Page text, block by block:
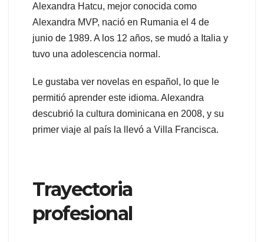
Alexandra Hatcu, mejor conocida como
Alexandra MVP, nació en Rumania el 4 de
junio de 1989. A los 12 años, se mudó a Italia y
tuvo una adolescencia normal.
Le gustaba ver novelas en español, lo que le
permitió aprender este idioma. Alexandra
descubrió la cultura dominicana en 2008, y su
primer viaje al país la llevó a Villa Francisca.
Trayectoria
profesional